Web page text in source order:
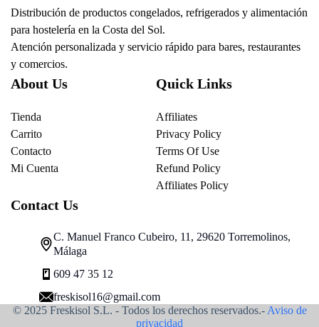
Distribución de productos congelados, refrigerados y alimentación
para hostelería en la Costa del Sol.
Atención personalizada y servicio rápido para bares, restaurantes
y comercios.
About Us
Tienda
Carrito
Contacto
Mi Cuenta
Quick Links
Affiliates
Privacy Policy
Terms Of Use
Refund Policy
Affiliates Policy
Contact Us
C. Manuel Franco Cubeiro, 11, 29620 Torremolinos,
Málaga
609 47 35 12
freskisol16@gmail.com
© 2025 Freskisol S.L. - Todos los derechos reservados.- Aviso de
privacidad